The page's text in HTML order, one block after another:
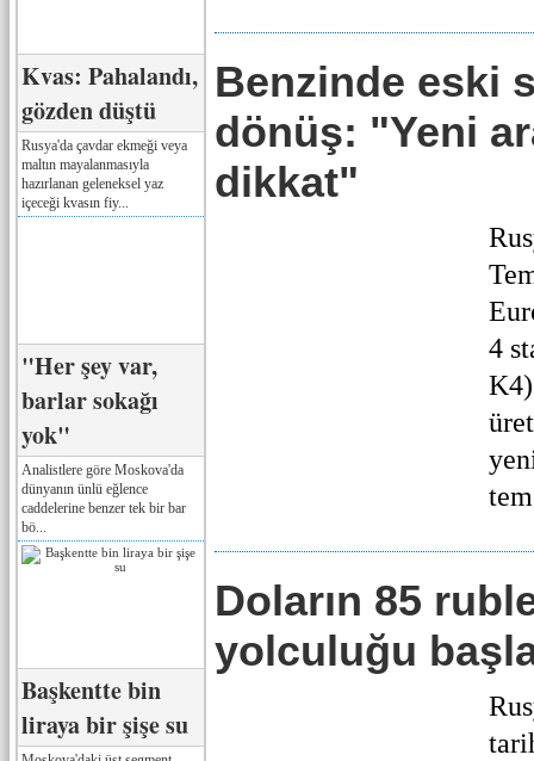
Kvas: Pahalandı,
gözden düştü
Rusya'da çavdar ekmeği veya
maltın mayalanmasıyla
hazırlanan geleneksel yaz
içeceği kvasın fiy...
"Her şey var,
barlar sokağı
yok"
Analistlere göre Moskova'da
dünyanın ünlü eğlence
caddelerine benzer tek bir bar
bö...
Başkentte bin
liraya bir şişe su
Benzinde eski
dönüş: "Yeni
dikkat"
4
Doların 85
yolculuğu